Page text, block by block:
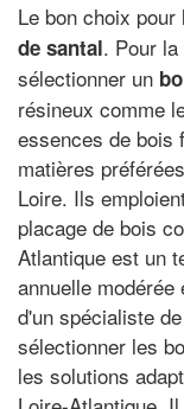
Le bon choix
de santal. Pour
sélectionner un
résineux comme
essences de bois
matières
Loire. Ils
placage de bois
Atlantique est un
annuelle
d'un spécialiste
sélectionner les
les solutions